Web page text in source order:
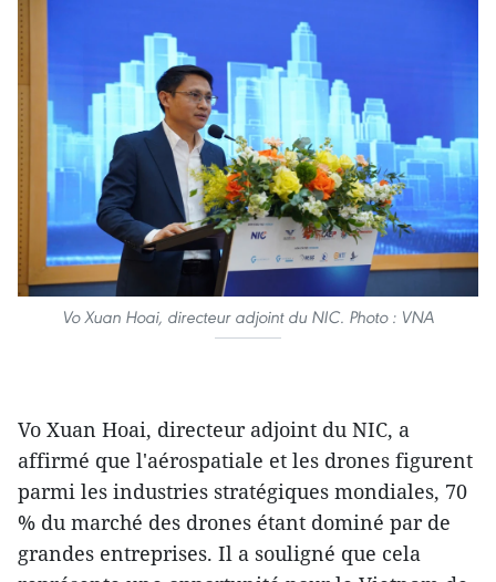
Vo Xuan Hoai, directeur adjoint du NIC. Photo : VNA
Vo Xuan Hoai, directeur adjoint du NIC, a
affirmé que l'aérospatiale et les drones figurent
parmi les industries stratégiques mondiales, 70
% du marché des drones étant dominé par de
grandes entreprises. Il a souligné que cela